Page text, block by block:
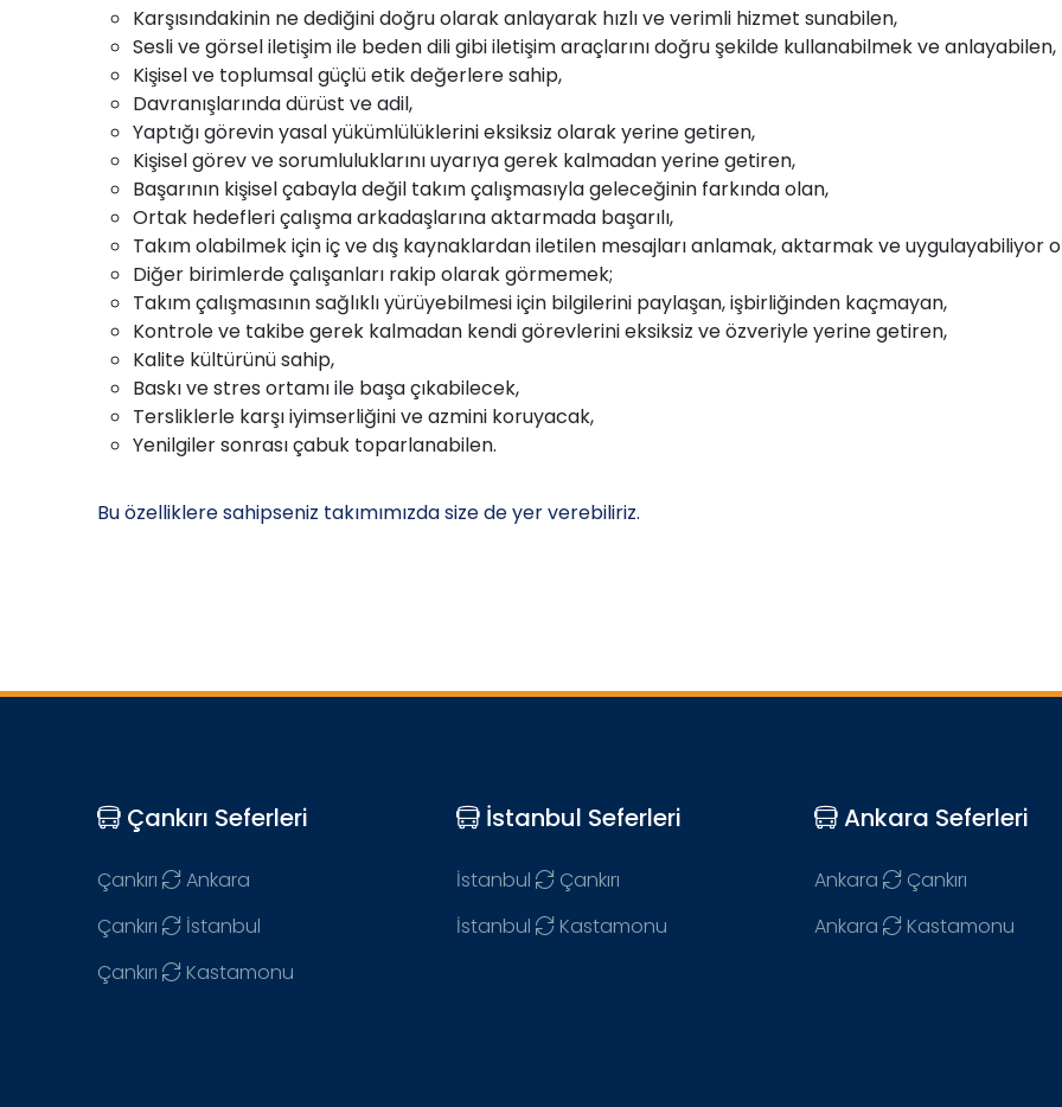
Karşısındakinin ne dediğini doğru olarak anlayarak hızlı ve verimli hizmet sunabilen,
Sesli ve görsel iletişim ile beden dili gibi iletişim araçlarını doğru şekilde kullanabilmek ve anlayabilen,
Kişisel ve toplumsal güçlü etik değerlere sahip,
Davranışlarında dürüst ve adil,
Yaptığı görevin yasal yükümlülüklerini eksiksiz olarak yerine getiren,
Kişisel görev ve sorumluluklarını uyarıya gerek kalmadan yerine getiren,
Başarının kişisel çabayla değil takım çalışmasıyla geleceğinin farkında olan,
Ortak hedefleri çalışma arkadaşlarına aktarmada başarılı,
Takım olabilmek için iç ve dış kaynaklardan iletilen mesajları anlamak, aktarmak ve uygulayabiliyor
Diğer birimlerde çalışanları rakip olarak görmemek;
Takım çalışmasının sağlıklı yürüyebilmesi için bilgilerini paylaşan, işbirliğinden kaçmayan,
Kontrole ve takibe gerek kalmadan kendi görevlerini eksiksiz ve özveriyle yerine getiren,
Kalite kültürünü sahip,
Baskı ve stres ortamı ile başa çıkabilecek,
Tersliklerle karşı iyimserliğini ve azmini koruyacak,
Yenilgiler sonrası çabuk toparlanabilen.
Bu özelliklere sahipseniz takımımızda size de yer verebiliriz.
Çankırı Seferleri
Çankırı
Ankara
Çankırı
İstanbul
Çankırı
Kastamonu
İstanbul Seferleri
İstanbul
Çankırı
İstanbul
Kastamonu
Ankara Seferleri
Ankara
Çankırı
Ankara
Kastamonu